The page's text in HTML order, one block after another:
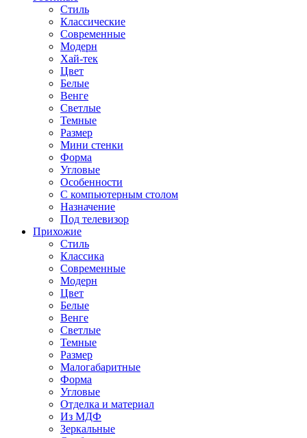
Стиль
Классические
Современные
Модерн
Хай-тек
Цвет
Белые
Венге
Светлые
Темные
Размер
Мини стенки
Форма
Угловые
Особенности
С компьютерным столом
Назначение
Под телевизор
Прихожие
Стиль
Классика
Современные
Модерн
Цвет
Белые
Венге
Светлые
Темные
Размер
Малогабаритные
Форма
Угловые
Отделка и материал
Из МДФ
Зеркальные